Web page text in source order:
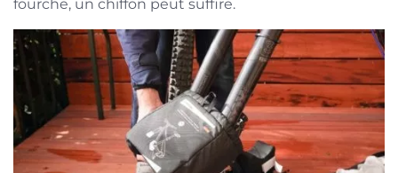
fourche, un chiffon peut suffire.